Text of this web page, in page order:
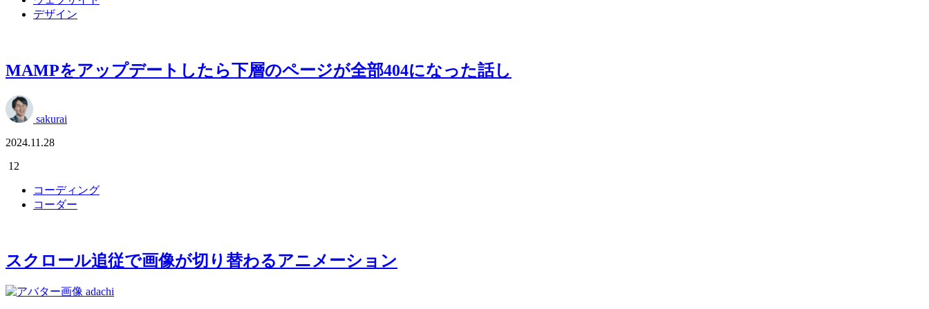
デザイン
MAMPをアップデートしたら下層のページが全部404になった話し
sakurai
2024.11.28
12
コーディング
コーダー
スクロール追従で画像が切り替わるアニメーション
adachi